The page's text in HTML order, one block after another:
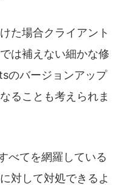
た場合クライアント
は補えない細かな修
のバージョンアップ
ることも考えられま
べてを網羅している
対して対処できるよ